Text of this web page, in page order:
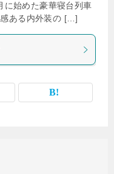
に始めた豪華寝台列車
感ある内外装の […]